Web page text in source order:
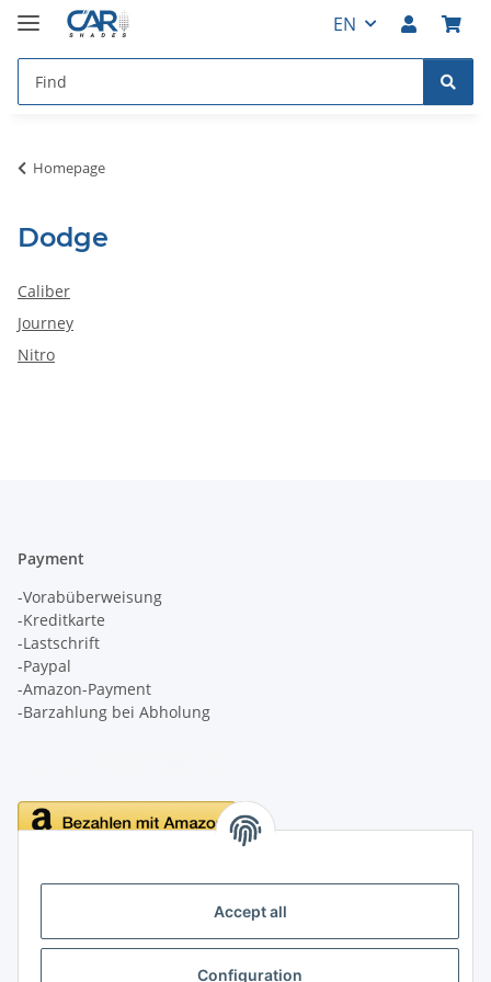
Accept all
Configuration
EN
Homepage
Dodge
Caliber
Journey
Nitro
Payment
-Vorabüberweisung
-Kreditkarte
-Lastschrift
-Paypal
-Amazon-Payment
-Barzahlung bei Abholung